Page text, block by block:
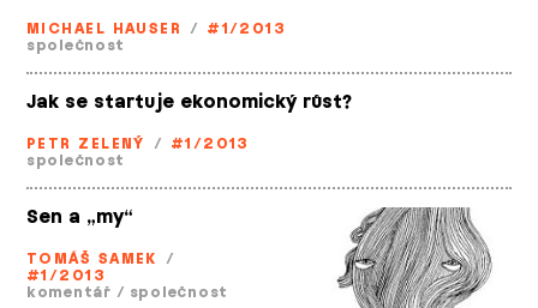
MICHAEL HAUSER / #1/2013
společnost
Jak se startuje ekonomický růst?
PETR ZELENÝ / #1/2013
společnost
Sen a „my“
TOMÁŠ SAMEK /
#1/2013
komentář / společnost